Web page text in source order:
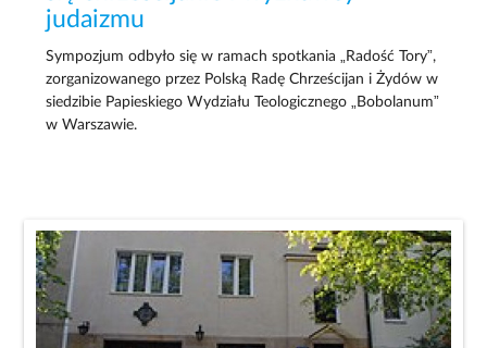
judaizmu
Sympozjum odbyło się w ramach spotkania „Radość Tory”,
zorganizowanego przez Polską Radę Chrześcijan i Żydów w
siedzibie Papieskiego Wydziału Teologicznego „Bobolanum”
w Warszawie.